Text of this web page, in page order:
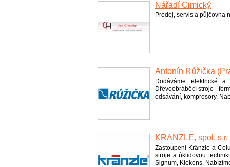
Nářadí Cimický
Prodej, servis a půjčovna
Antonín Růžička
Dodáváme elektrické
Dřevoobráběcí stroje -
odsávání, kompresory.
KRÄNZLE, spol. s
Zastoupení Kränzle a
stroje a úklidovou
Signum, Kiekens.